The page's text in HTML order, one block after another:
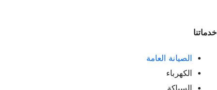
خدماتنا
الصيانة العامة
الكهرباء